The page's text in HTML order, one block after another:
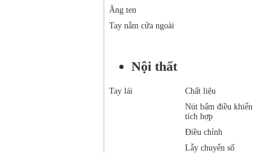
Ăng ten
Tay nắm cửa ngoài
Nội thất
Tay lái
Chất liệu
Nút bấm điều khiển
tích hợp
Điều chỉnh
Lẫy chuyển số